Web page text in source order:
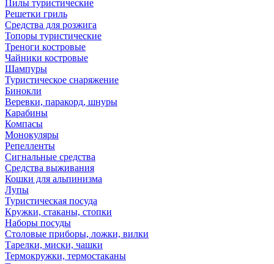
Пилы туристические
Решетки гриль
Средства для розжига
Топоры туристические
Треноги костровые
Чайники костровые
Шампуры
Туристическое снаряжение
Бинокли
Веревки, паракорд, шнуры
Карабины
Компасы
Монокуляры
Репелленты
Сигнальные средства
Средства выживания
Кошки для альпинизма
Лупы
Туристическая посуда
Кружки, стаканы, стопки
Наборы посуды
Столовые приборы, ложки, вилки
Тарелки, миски, чашки
Термокружки, термостаканы